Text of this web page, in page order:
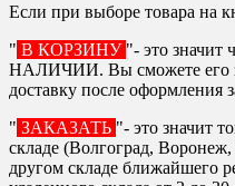
Если при выборе товара на
" В КОРЗИНУ "- это значит
НАЛИЧИИ. Вы сможете его
доставку после оформления
" ЗАКАЗАТЬ "- это значит
складе (Волгоград,
другом складе ближайшего